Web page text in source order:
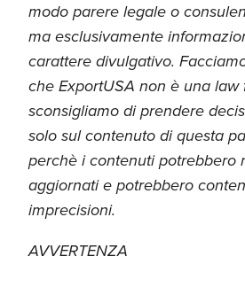
modo parere legale o
ma esclusivamente
carattere divulgativo.
che ExportUSA non è una law
sconsigliamo di prendere
solo sul contenuto di questa
perchè i contenuti potrebbero
aggiornati e potrebbero
imprecisioni.
AVVERTENZA